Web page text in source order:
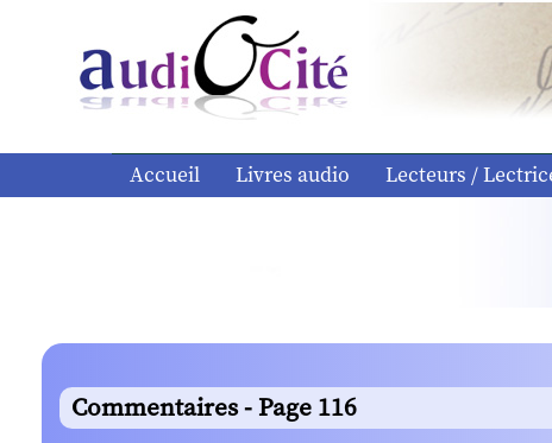
Accueil Livres audio Lecteurs /
Commentaires - Page 116